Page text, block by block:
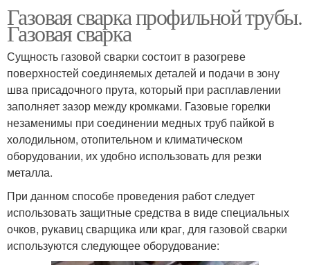
Газовая сварка профильной трубы.
Газовая сварка
Сущность газовой сварки состоит в разогреве
поверхностей соединяемых деталей и подачи в зону
шва присадочного прута, который при расплавлении
заполняет зазор между кромками. Газовые горелки
незаменимы при соединении медных труб пайкой в
холодильном, отопительном и климатическом
оборудовании, их удобно использовать для резки
металла.
При данном способе проведения работ следует
использовать защитные средства в виде специальных
очков, рукавиц сварщика или краг, для газовой сварки
используются следующее оборудование: